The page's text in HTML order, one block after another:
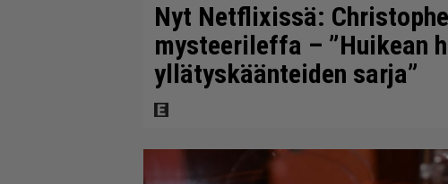
Nyt Netflixissä:
mysteerileffa – ”Huikean
yllätyskäänteiden sarja”